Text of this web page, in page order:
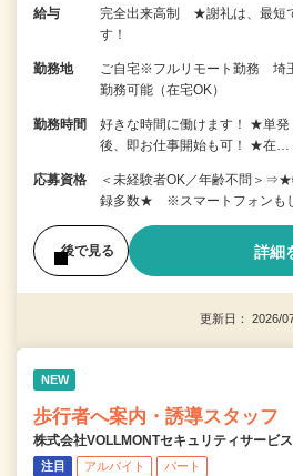
給与
完全出来高制 ★謝礼は、最短
す！
勤務地
ご自宅※フルリモート勤務 埼
勤務可能（在宅OK）
勤務時間
好きな時間に働けます！ ★単
後、即お仕事開始も可！ ★在…
応募資格
＜未経験者OK／年齢不問＞
録多数★ ※スマートフォンも
後で見る 詳細
更新日： 2026/
NEW
歩行者へ案内・誘導スタッフ
株式会社VOLLMONTセキュリティサービ
注目 アルバイト パート